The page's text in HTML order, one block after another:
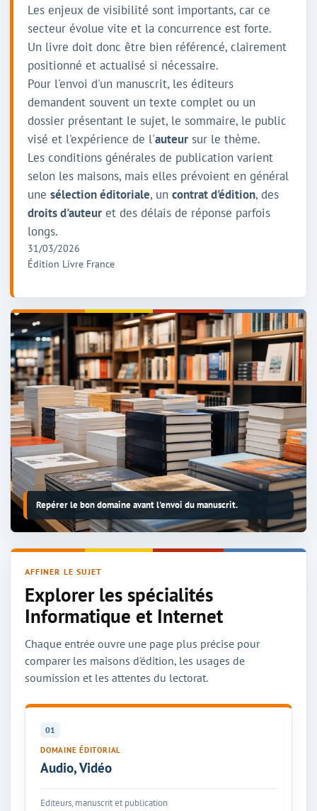
Les enjeux de visibilité sont importants, car ce
secteur évolue vite et la concurrence est forte.
Un livre doit donc être bien référencé, clairement
positionné et actualisé si nécessaire.
Pour l'envoi d'un manuscrit, les éditeurs
demandent souvent un texte complet ou un
dossier présentant le sujet, le sommaire, le public
visé et l'expérience de l'auteur sur le thème.
Les conditions générales de publication varient
selon les maisons, mais elles prévoient en général
une sélection éditoriale, un contrat d'édition, des
droits d'auteur et des délais de réponse parfois
longs.
31/03/2026
Édition Livre France
Repérer le bon domaine avant l'envoi du manuscrit.
AFFINER LE SUJET
Explorer les spécialités
Informatique et Internet
Chaque entrée ouvre une page plus précise pour
comparer les maisons d'édition, les usages de
soumission et les attentes du lectorat.
01
DOMAINE ÉDITORIAL
Audio, Vidéo
Editeurs, manuscrit et publication